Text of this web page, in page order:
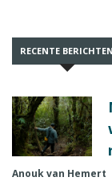
RECENTE BERICHTEN
Anouk van Hemert